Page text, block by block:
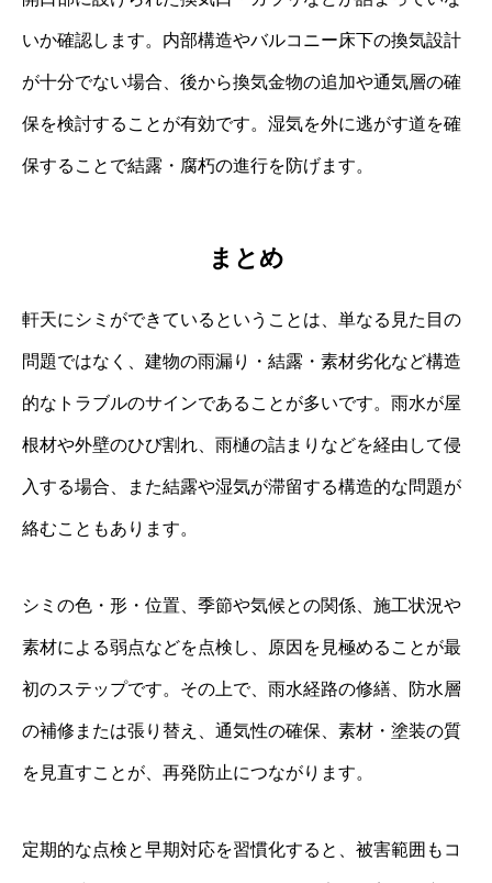
いか確認します。内部構造やバルコニー床下の換気設計
が十分でない場合、後から換気金物の追加や通気層の確
保を検討することが有効です。湿気を外に逃がす道を確
保することで結露・腐朽の進行を防げます。
まとめ
軒天にシミができているということは、単なる見た目の
問題ではなく、建物の雨漏り・結露・素材劣化など構造
的なトラブルのサインであることが多いです。雨水が屋
根材や外壁のひび割れ、雨樋の詰まりなどを経由して侵
入する場合、また結露や湿気が滞留する構造的な問題が
絡むこともあります。
シミの色・形・位置、季節や気候との関係、施工状況や
素材による弱点などを点検し、原因を見極めることが最
初のステップです。その上で、雨水経路の修繕、防水層
の補修または張り替え、通気性の確保、素材・塗装の質
を見直すことが、再発防止につながります。
定期的な点検と早期対応を習慣化すると、被害範囲もコ